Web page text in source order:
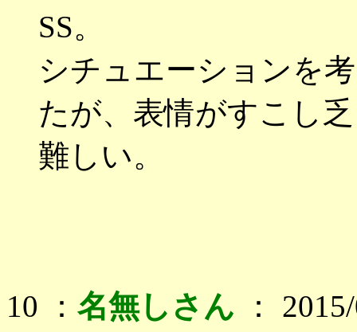
SS。
シチュエーションを
たが、表情がすこし
難しい。
10 ： 名無しさん ：